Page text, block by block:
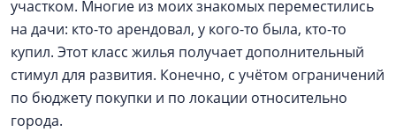
участком. Многие из моих знакомых переместились
на дачи: кто-то арендовал, у кого-то была, кто-то
купил. Этот класс жилья получает дополнительный
стимул для развития. Конечно, с учётом ограничений
по бюджету покупки и по локации относительно
города.